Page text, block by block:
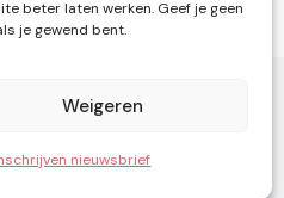
beter laten werken. Geef je geen
je gewend bent.
Weigeren
nieuwsbrief